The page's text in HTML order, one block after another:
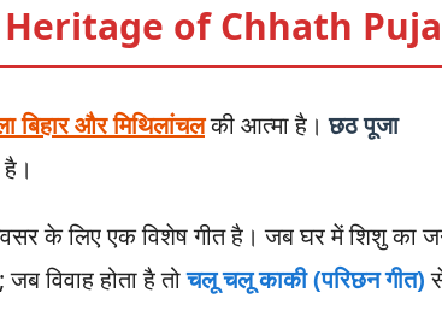
of Chhath Puja
बिहार और मिथिलांचलकी आत्मा है।छठ पूजा
के लिए एक विशेष गीत है। जब घर में शिशु का
विवाह होता है तोचलू चलू काकी (परिछन गीत)